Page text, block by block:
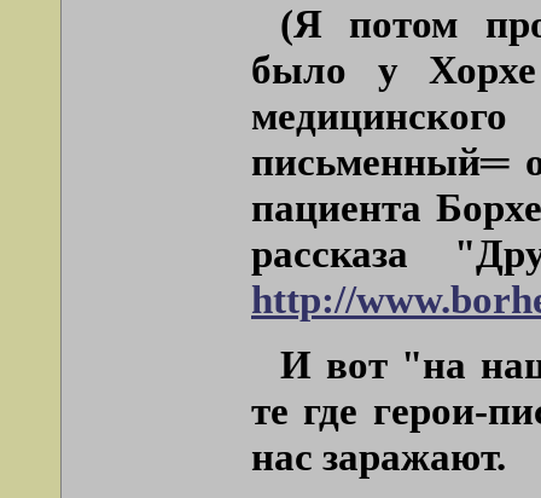
(Я потом
было у
письменный═
пациента
рассказа
http://
И вот "на
те где герои-
нас заражают.